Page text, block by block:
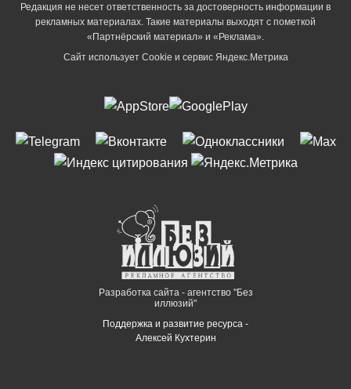
Редакция не несет ответственность за достоверность информации в
рекламных материалах. Такие материалы выходят с пометкой
«Партнёрский материал» и «Реклама».
Сайт использует Cookie и сервиc Яндекс.Метрика
Разработка сайта - агентство "Без
иллюзий"
Поддержка и развитие ресурса -
Алексей Кухтерин